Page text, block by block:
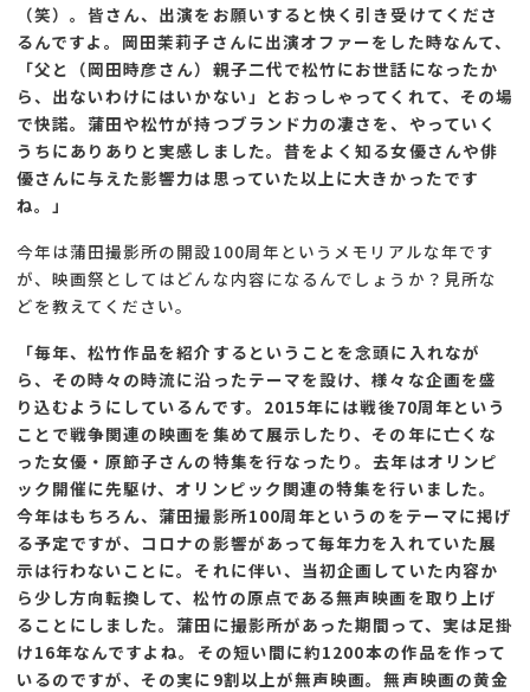
（笑）。皆さん、出演をお願いすると快く引き受けてくださ
るんですよ。岡田茉莉子さんに出演オファーをした時なんて、
「父と（岡田時彦さん）親子二代で松竹にお世話になったか
ら、出ないわけにはいかない」とおっしゃってくれて、その場
で快諾。蒲田や松竹が持つブランド力の凄さを、やっていく
うちにありありと実感しました。昔をよく知る女優さんや俳
優さんに与えた影響力は思っていた以上に大きかったです
ね。」
今年は蒲田撮影所の開設100周年というメモリアルな年です
が、映画祭としてはどんな内容になるんでしょうか？見所な
どを教えてください。
「毎年、松竹作品を紹介するということを念頭に入れなが
ら、その時々の時流に沿ったテーマを設け、様々な企画を盛
り込むようにしているんです。2015年には戦後70周年という
ことで戦争関連の映画を集めて展示したり、その年に亡くな
った女優・原節子さんの特集を行なったり。去年はオリンピ
ック開催に先駆け、オリンピック関連の特集を行いました。
今年はもちろん、蒲田撮影所100周年というのをテーマに掲げ
る予定ですが、コロナの影響があって毎年力を入れていた展
示は行わないことに。それに伴い、当初企画していた内容か
ら少し方向転換して、松竹の原点である無声映画を取り上げ
ることにしました。蒲田に撮影所があった期間って、実は足掛
け16年なんですよね。その短い間に約1200本の作品を作って
いるのですが、その実に9割以上が無声映画。無声映画の黄金